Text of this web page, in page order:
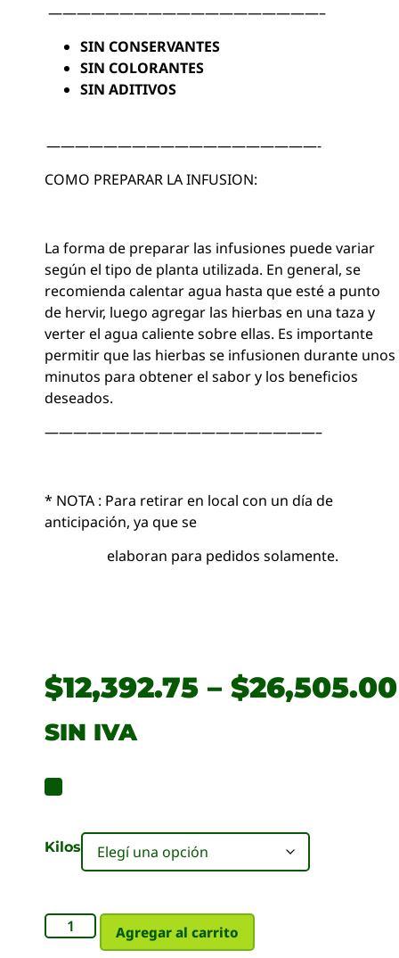
———————————————————–
SIN CONSERVANTES
SIN COLORANTES
SIN ADITIVOS
———————————————————-
COMO PREPARAR LA INFUSION:
La forma de preparar las infusiones puede variar
según el tipo de planta utilizada. En general, se
recomienda calentar agua hasta que esté a punto
de hervir, luego agregar las hierbas en una taza y
verter el agua caliente sobre ellas. Es importante
permitir que las hierbas se infusionen durante unos
minutos para obtener el sabor y los beneficios
deseados.
———————————————————–
* NOTA : Para retirar en local con un día de
anticipación, ya que se
elaboran para pedidos solamente.
$12,392.75 – $26,505.00
SIN IVA
Kilos
Agregar al carrito